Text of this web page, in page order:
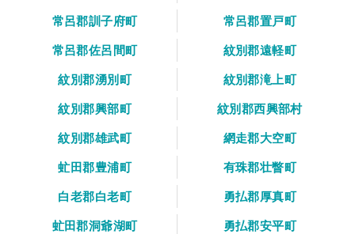
常呂郡訓子府町
常呂郡置戸町
常呂郡佐呂間町
紋別郡遠軽町
紋別郡湧別町
紋別郡滝上町
紋別郡興部町
紋別郡西興部村
紋別郡雄武町
網走郡大空町
虻田郡豊浦町
有珠郡壮瞥町
白老郡白老町
勇払郡厚真町
虻田郡洞爺湖町
勇払郡安平町